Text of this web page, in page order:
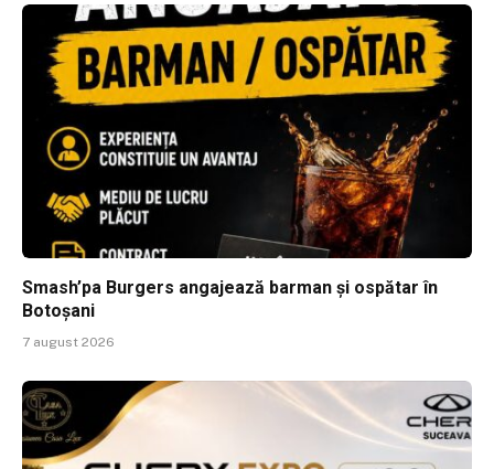
Smash’pa Burgers angajează barman și ospătar în
Botoșani
7 august 2026